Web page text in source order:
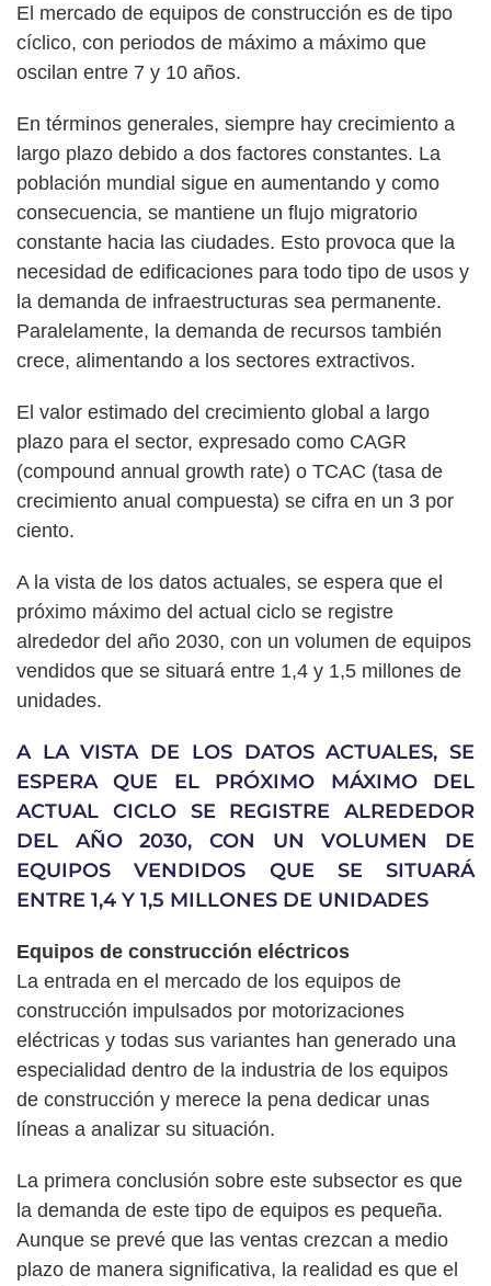
El mercado de equipos de construcción es de tipo
cíclico, con periodos de máximo a máximo que
oscilan entre 7 y 10 años.
En términos generales, siempre hay crecimiento a
largo plazo debido a dos factores constantes. La
población mundial sigue en aumentando y como
consecuencia, se mantiene un flujo migratorio
constante hacia las ciudades. Esto provoca que la
necesidad de edificaciones para todo tipo de usos y
la demanda de infraestructuras sea permanente.
Paralelamente, la demanda de recursos también
crece, alimentando a los sectores extractivos.
El valor estimado del crecimiento global a largo
plazo para el sector, expresado como CAGR
(compound annual growth rate) o TCAC (tasa de
crecimiento anual compuesta) se cifra en un 3 por
ciento.
A la vista de los datos actuales, se espera que el
próximo máximo del actual ciclo se registre
alrededor del año 2030, con un volumen de equipos
vendidos que se situará entre 1,4 y 1,5 millones de
unidades.
A LA VISTA DE LOS DATOS ACTUALES, SE
ESPERA QUE EL PRÓXIMO MÁXIMO DEL
ACTUAL CICLO SE REGISTRE ALREDEDOR
DEL AÑO 2030, CON UN VOLUMEN DE
EQUIPOS VENDIDOS QUE SE SITUARÁ
ENTRE 1,4 Y 1,5 MILLONES DE UNIDADES
Equipos de construcción eléctricos
La entrada en el mercado de los equipos de
construcción impulsados por motorizaciones
eléctricas y todas sus variantes han generado una
especialidad dentro de la industria de los equipos
de construcción y merece la pena dedicar unas
líneas a analizar su situación.
La primera conclusión sobre este subsector es que
la demanda de este tipo de equipos es pequeña.
Aunque se prevé que las ventas crezcan a medio
plazo de manera significativa, la realidad es que el